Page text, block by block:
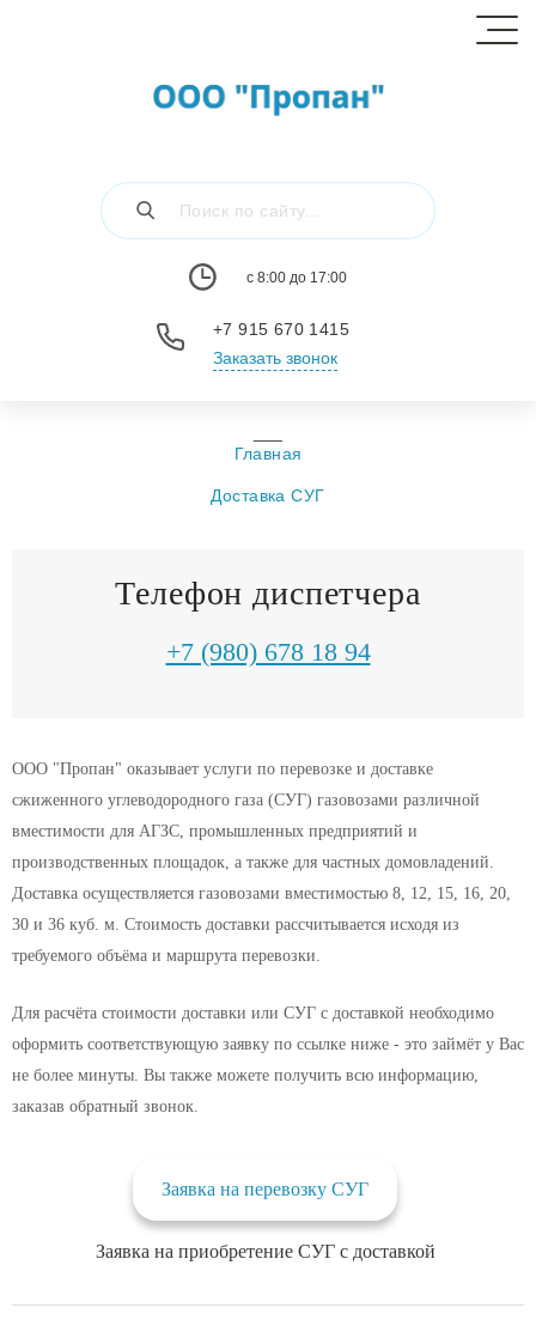
c 8:00 до 17:00
+7 915 670 1415
Заказать звонок
Главная
Доставка СУГ
Телефон диспетчера
+7 (980) 678 18 94
ООО "Пропан" оказывает услуги по перевозке и доставке
сжиженного углеводородного газа (СУГ) газовозами различной
вместимости для АГЗС, промышленных предприятий и
производственных площадок, а также для частных домовладений.
Доставка осуществляется газовозами вместимостью 8, 12, 15, 16, 20,
30 и 36 куб. м. Стоимость доставки рассчитывается исходя из
требуемого объёма и маршрута перевозки.
Для расчёта стоимости доставки или СУГ с доставкой необходимо
оформить соответствующую заявку по ссылке ниже - это займёт у Вас
не более минуты. Вы также можете получить всю информацию,
заказав обратный звонок.
Заявка на перевозку СУГ
Заявка на приобретение СУГ с доставкой